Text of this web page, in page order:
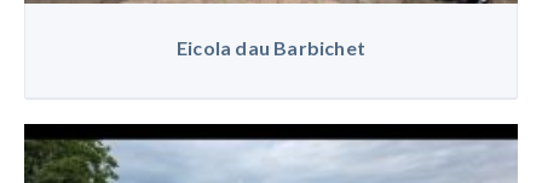
Eicola dau Barbichet